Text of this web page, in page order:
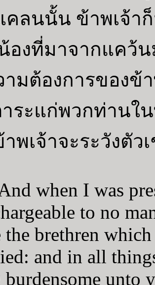
ลนนั้น ข้าพเจ้าก็
องที่มาจากแคว้
มต้องการของข้
ระแก่พวกท่านใ
พเจ้าจะระวังตั
when I was
to no
the brethren
and in all
burdensome unto